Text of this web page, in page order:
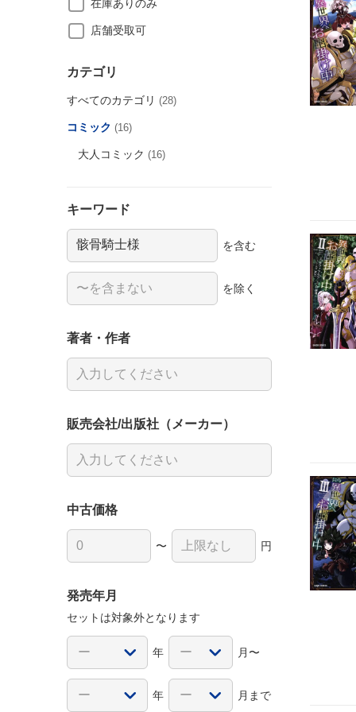
在庫ありのみ
店舗受取可
カテゴリ
すべてのカテゴリ (28)
コミック (16)
大人コミック (16)
キーワード
を含む
を除く
著者・作者
販売会社/出版社（メーカー）
中古価格
〜 円
発売年月
セットは対象外となります
年 月〜
年 月まで